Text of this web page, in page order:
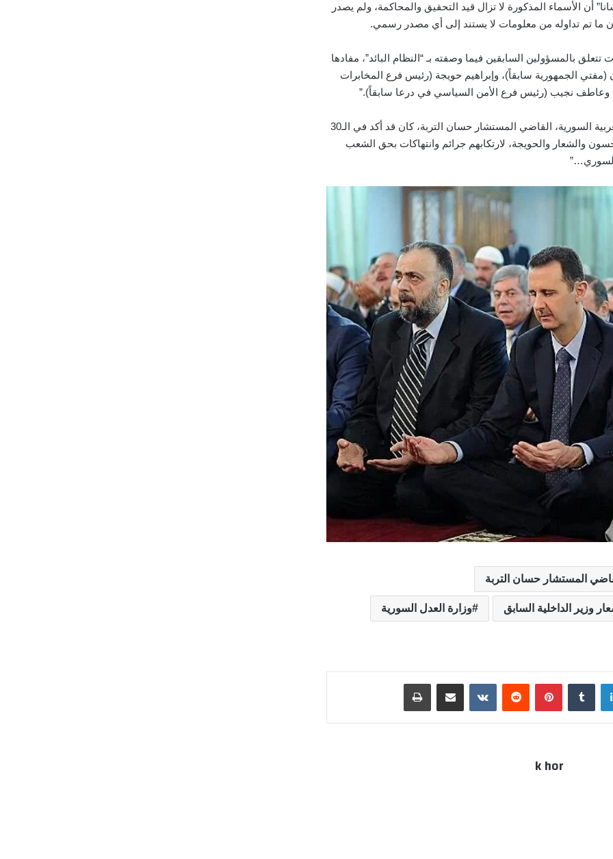
أن الأسماء المذكورة لا تزال قيد التحقيق والمحاكمة، ولم يصدر
ما تم تداوله من معلومات لا يستند إلى أي مصدر رسمي.
بالمسؤولين السابقين فيما وصفته بـ “النظام البائد”، مفادها
الجمهورية سابقاً)، وإبراهيم حويجة (رئيس فرع المخابرات
وعاطف نجيب (رئيس فرع الأمن السياسي في درعا سابقاً).”
وكالة الأنباء السورية أن “النائب العام للجمهورية العربية السورية، القاضي المستشار حسان التربة، كان قد أكد في الـ30
والشعار والحويجة، لارتكابهم جرائم وانتهاكات بحق الشعب
المستشار حسان التربة
وزير الداخلية السابق وزارة العدل السورية
لينكدإن بينتيريست مشاركة عبر البريد طباعة
k hor